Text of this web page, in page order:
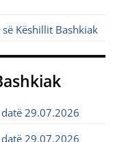
Këshillit Bashkiak
29.07.2026
29.07.2026